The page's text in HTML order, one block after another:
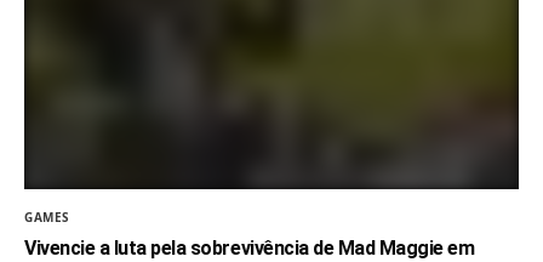
GAMES
Vivencie a luta pela sobrevivência de Mad Maggie em